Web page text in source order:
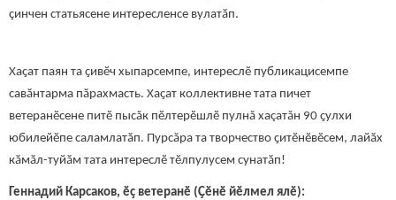
ҫинчен статьясене интересленсе вулатӑп.
Хаҫат паян та ҫивӗч хыпарсемпе, интереслӗ публикацисемпе
савӑнтарма пӑрахмасть. Хаҫат коллективне тата пичет
ветеранӗсене питӗ пысăк пӗлтерӗшлӗ пулнă хаçатăн 90 ҫулхи
юбилейӗпе саламлатӑп. Пурсăра та творчество ҫитӗнӗвӗсем, лайӑх
кӑмӑл-туйӑм тата интереслӗ тӗлпулусем сунатӑп!
Геннадий Карсаков, ӗҫ ветеранӗ (Ҫӗнӗ йӗлмел ялӗ):